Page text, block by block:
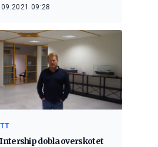
09:28
Intership dobla overskotet